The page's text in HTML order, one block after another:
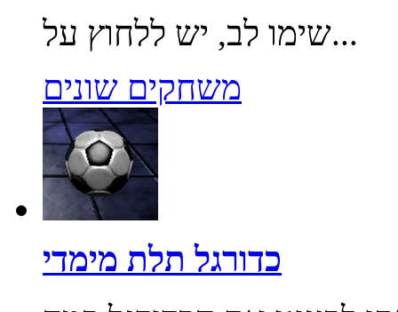
שימו לב, יש ללחוץ על...
משחקים שונים
כדורגל תלת מימדי